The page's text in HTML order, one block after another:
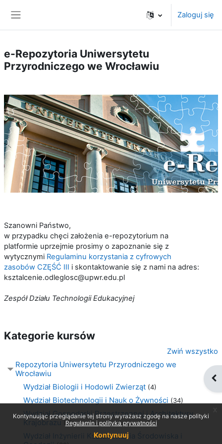
Zaloguj się
e-Repozytoria Uniwersytetu
Przyrodniczego we Wrocławiu
Szanowni Państwo,
w przypadku chęci założenia e-repozytorium na
platformie uprzejmie prosimy o zapoznanie się z
wytycznymi Regulaminu korzystania z cyfrowych
zasobów CZĘŚĆ III i skontaktowanie się z nami na adres:
ksztalcenie.odleglosc@upwr.edu.pl
Zespół Działu Technologii Edukacyjnej
Kategorie kursów
Zwiń wszystko
Repozytoria Uniwersytetu Przyrodniczego we
Wrocławiu
Wydział Biologii i Hodowli Zwierząt (4)
Wydział Biotechnologii i Nauk o Żywności (34)
Wydział Gospodarki Przestrzennej i Architektury
Krajobrazu
(4)
Wydział Inżynierii Kształtowania Środowiska i
Kontynuując przeglądanie tej strony wyrażasz zgodę na nasze polityki
Regulamin i polityka prywatności
Kontynuuj